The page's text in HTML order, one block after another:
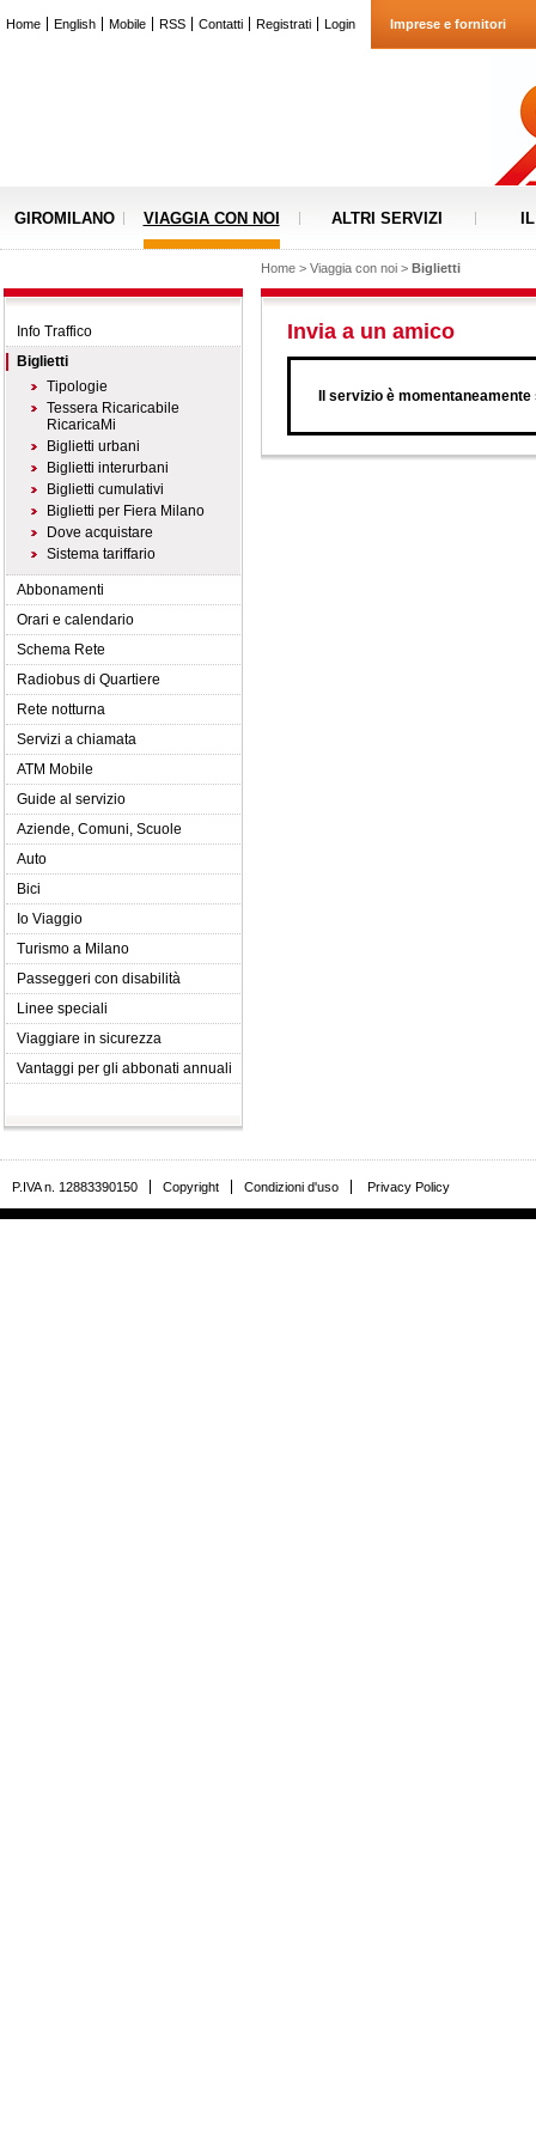
Home English Mobile RSS Contatti Registrati Login Imprese e fornitori
GIROMILANO VIAGGIA CON NOI ALTRI SERVIZI
Home > Viaggia con noi > Biglietti
Info Traffico
Biglietti
Tipologie
Tessera Ricaricabile
RicaricaMi
Biglietti urbani
Biglietti interurbani
Biglietti cumulativi
Biglietti per Fiera Milano
Dove acquistare
Sistema tariffario
Abbonamenti
Orari e calendario
Schema Rete
Radiobus di Quartiere
Rete notturna
Servizi a chiamata
ATM Mobile
Guide al servizio
Aziende, Comuni, Scuole
Auto
Bici
Io Viaggio
Turismo a Milano
Passeggeri con disabilità
Linee speciali
Viaggiare in sicurezza
Vantaggi per gli abbonati annuali
Invia a un amico
Il servizio è
P.IVA n. 12883390150 Copyright Condizioni d'uso Privacy Policy